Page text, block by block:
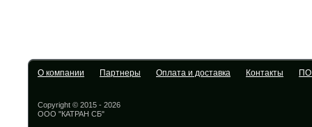
О компании Партнеры Оплата и доставка Контакты
Copyright © 2015 - 2026
ООО "КАТРАН СБ"